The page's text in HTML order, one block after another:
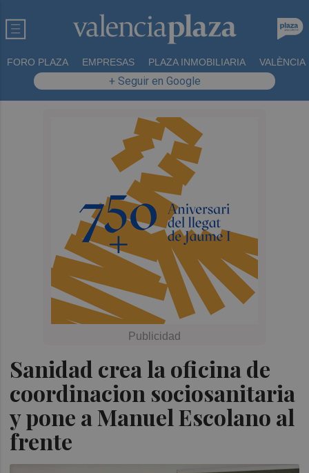
FORO PLAZA EMPRESAS PLAZA INMOBILIARIA VALÈNCIA
+ Seguir en Google
Sanidad crea la oficina de
coordinacion sociosanitaria
y pone a Manuel Escolano al
frente